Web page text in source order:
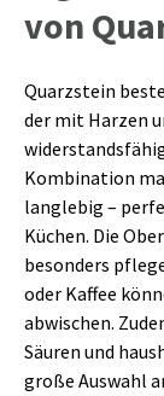
von
Quarzstein
der mit Harzen
Kombination
langlebig –
Küchen. Die
besonders
oder Kaffee
abwischen.
Säuren und
große Auswahl